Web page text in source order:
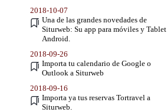
2018-10-07
Una de las grandes novedades de
Siturweb: Su app para móviles y Tablet
Android.
2018-09-26
Importa tu calendario de Google o
Outlook a Siturweb
2018-09-16
Importa ya tus reservas Tortravel a
Siturweb.